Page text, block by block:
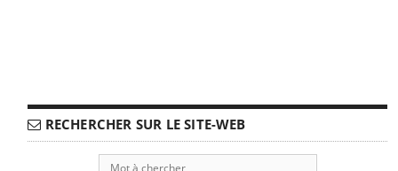
RECHERCHER SUR LE SITE-WEB